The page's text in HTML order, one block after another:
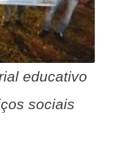
educativo
sociais